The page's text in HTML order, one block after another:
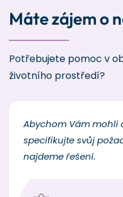
Máte zájem o
Potřebujete pomoc v
životního prostředí?
Abychom Vám mohli
specifikujte svůj
najdeme řešení.